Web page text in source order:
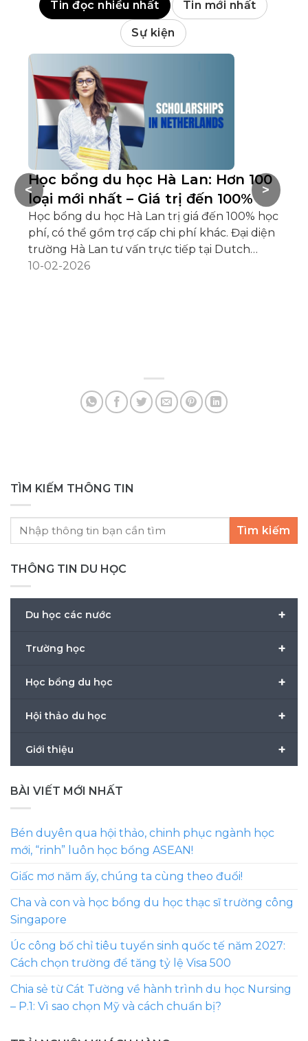
Tin đọc nhiều nhất Tin mới nhất
Sự kiện
Học bổng du học Hà Lan: Hơn 100
loại mới nhất – Giá trị đến 100%
Học bổng du học Hà Lan trị giá đến 100% học
phí, có thể gồm trợ cấp chi phí khác. Đại diện
trường Hà Lan tư vấn trực tiếp tại Dutch
Placement Day 2025 ngày 28/02 tại Hà Nội,
10-02-2026
>
<
TÌM KIẾM THÔNG TIN
Tìm kiếm
THÔNG TIN DU HỌC
+
Du học các nước
+
Trường học
+
Học bổng du học
+
Hội thảo du học
+
Giới thiệu
BÀI VIẾT MỚI NHẤT
Bén duyên qua hội thảo, chinh phục ngành học
mới, “rinh” luôn học bổng ASEAN!
Giấc mơ năm ấy, chúng ta cùng theo đuổi!
Cha và con và học bổng du học thạc sĩ trường công
Singapore
Úc công bố chỉ tiêu tuyển sinh quốc tế năm 2027:
Cách chọn trường để tăng tỷ lệ Visa 500
Chia sẻ từ Cát Tường về hành trình du học Nursing
– P.1: Vì sao chọn Mỹ và cách chuẩn bị?